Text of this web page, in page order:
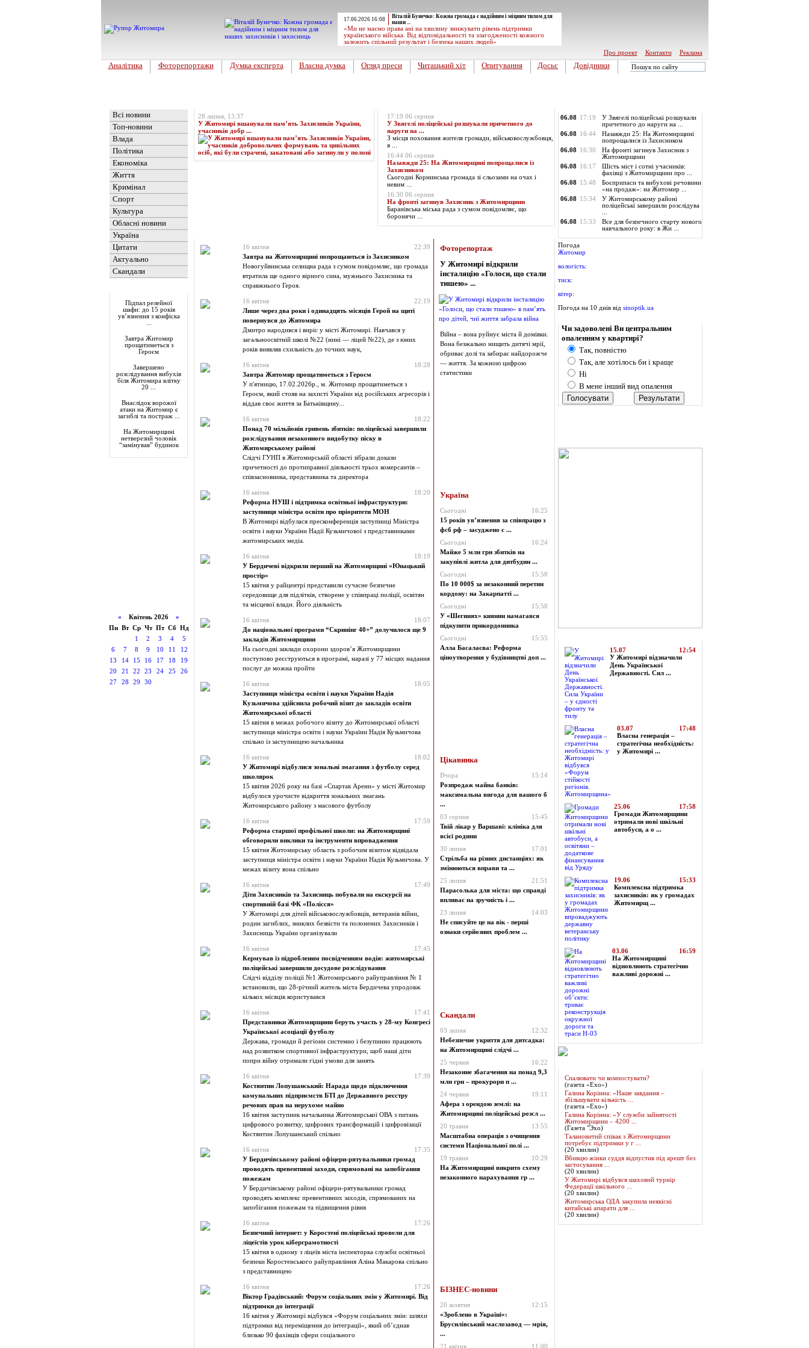
17.06.2026 16:08
Віталій Бунечко: Кожна громада є надійним і міцним тилом для
наши ...
«Ми не маємо права ані на хвилину знижувати рівень підтримки
українського війська. Від відповідальності та злагодженості кожного
залежить спільний результат і безпека наших людей»
Про проект
Контакти Реклама
Аналітика Фоторепортажи Думка експерта Власна думка Огляд преси Читацький хіт Опитування Досьє Довідники
Всі новини
Топ-новини
Влада
Політика
Економіка
Життя
Кримінал
Спорт
Культура
Обласні новини
Україна
Цитати
Актуально
Скандали
Підпал релейної
шафи: до 15 років
ув’язнення з конфіска
Завтра Житомир
прощатиметься з
Героєм
Завершено
розслідування вибухів
біля Житомира влітку
20 ...
Внаслідок ворожої
атаки на Житомир є
загиблі та постраж ...
На Житомирщині
нетверезий чоловік
“замінував” будинок
« Квітень 2026 »
Пн Вт Ср Чт Пт Сб Нд
1
2 3 4
5
6
7 8 9 10 11
12
13
14 15 16 17 18
19
20
21 22 23 24 25
26
27
28 29 30
28 липня, 13:37
У Житомирі вшанували пам’ять Захисників України,
учасників добр ...
17:19 06 серпня
У Звягелі поліцейські розшукали причетного до
наруги на ...
З місця поховання жителя громади, військовослужбовця,
я ...
16:44 06 серпня
Назавжди 25: На Житомирщині попрощалися із
Захисником
Сьогодні Корнинська громада зі сльозами на очах і
невим ...
16:30 06 серпня
На фронті загинув Захисник з Житомирщини
Баранівська міська рада з сумом повідомляє, що
боронячи ...
16 квітня
22:39
Завтра на Житомирщині попрощаються із Захисником
Новогуйвинська селищна рада з сумом повідомляє, що громада
втратила ще одного вірного сина, мужнього Захисника та
справжнього Героя.
Фоторепортаж
У Житомирі відкрили
інсталяцію «Голоси, що стали
тишею» ...
Війна – вона руйнує міста й домівки.
Вона безжально нищить дитячі мрії,
обриває долі та забирає найдорожче
— життя. За кожною цифрою
статистики
16 квітня
22:19
Лише через два роки і одинадцять місяців Герой на щиті
повернувся до Житомира
Дмитро народився і виріс у місті Житомирі. Навчався у
загальноосвітній школі №22 (нині — ліцей №22), де з юних
років виявляв схильність до точних наук,
16 квітня
18:28
Завтра Житомир прощатиметься з Героєм
У п'ятницю, 17.02.2026р., м. Житомир прощатиметься з
Героєм, який стояв на захисті України від російських агресорів і
віддав своє життя за Батьківщину...
16 квітня
18:22
Понад 70 мільйонів гривень збитків: поліцейські завершили
розслідування незаконного видобутку піску в
Житомирському районі
Слідчі ГУНП в Житомирській області зібрали докази
причетності до протиправної діяльності трьох комерсантів –
співзасновника, представника та директора
16 квітня
18:20
Реформа НУШ і підтримка освітньої інфраструктури:
заступниця міністра освіти про пріоритети МОН
В Житомирі відбулася пресконференція заступниці Міністра
освіти і науки України Надії Кузьмичової з представниками
житомирських медіа.
Україна
Сьогодні
16:25
15 років ув’язнення за співпрацю з
фсб рф – засуджено с ...
Сьогодні
16:24
Майже 5 млн грн збитків на
закупівлі житла для дитбудин ...
Сьогодні
15:58
По 10 000$ за незаконний перетин
кордону: на Закарпатті ...
Сьогодні
15:58
У «Шегинях» киянин намагався
підкупити прикордонника
Сьогодні
15:55
Алла Басалаєва: Реформа
ціноутворення у будівництві доп ...
16 квітня
18:19
У Бердичеві відкрили перший на Житомирщині «Юнацький
простір»
15 квітня у райцентрі представили сучасне безпечне
середовище для підлітків, створене у співпраці поліції, освітян
та місцевої влади. Його діяльність
16 квітня
18:07
До національної програми “Скринінг 40+” долучилося ще 9
закладів Житомирщини
На сьогодні заклади охорони здоров’я Житомирщини
поступово реєструються в програмі, наразі у 77 місцях надання
послуг де можна пройти
16 квітня
18:05
Заступниця міністра освіти і науки України Надія
Кузьмичова здійснила робочий візит до закладів освіти
Житомирської області
15 квітня в межах робочого візиту до Житомирської області
заступниця міністра освіти і науки України Надія Кузьмичова
спільно із заступницею начальника
16 квітня
18:02
У Житомирі відбулися зональні змагання з футболу серед
школярок
15 квітня 2026 року на базі «Спартак Арени» у місті Житомир
відбулося урочисте відкриття зональних змагань
Житомирського району з масового футболу
Цікавинка
Вчора
15:14
Розпродаж майна банків:
максимальна вигода для вашого б
...
03 серпня
15:45
Твій лікар у Варшаві: клініка для
всієї родини
30 липня
17:01
Стрільба на різних дистанціях: як
змінюються вправи та ...
25 липня
21:51
Парасолька для міста: що справді
впливає на зручність і ...
23 липня
14:03
Не списуйте це на вік - перші
ознаки серйозних проблем ...
16 квітня
17:59
Реформа старшої профільної школи: на Житомирщині
обговорили виклики та інструменти впровадження
15 квітня Житомирську область з робочим візитом відвідала
заступниця міністра освіти і науки України Надія Кузьмичова. У
межах візиту вона спільно
16 квітня
17:49
Діти Захисників та Захисниць побували на екскурсії на
спортивній базі ФК «Полісся»
У Житомирі для дітей військовослужбовців, ветеранів війни,
родин загиблих, зниклих безвісти та полонених Захисників і
Захисниць України організували
16 квітня
17:45
Кермував із підробленим посвідченням водія: житомирські
поліцейські завершили досудове розслідування
Слідчі відділу поліції №1 Житомирського райуправління № 1
встановили, що 28-річний житель міста Бердичева упродовж
кількох місяців користувався
16 квітня
17:41
Представники Житомирщини беруть участь у 28-му Конгресі
Української асоціації футболу
Держава, громади й регіони системно і безупинно працюють
над розвитком спортивної інфраструктури, щоб наші діти
попри війну отримали гідні умови для занять
Скандали
03 липня
12:32
Небезпечне укриття для дитсадка:
на Житомирщині слідчі ...
25 червня
16:22
Незаконне збагачення на понад 9,3
млн грн – прокурори п ...
24 червня
19:11
Афера з орендою землі: на
Житомирщині поліцейські розсл ...
20 травня
13:55
Масштабна операція з очищення
системи Національної полі ...
19 травня
10:29
На Житомирщині викрито схему
незаконного нарахування гр ...
16 квітня
17:39
Костянтин Лопушанський: Нарада щодо підключення
комунальних підприємств БТІ до Державного реєстру
речових прав на нерухоме майно
16 квітня заступник начальника Житомирської ОВА з питань
цифрового розвитку, цифрових трансформацій і цифровізації
Костянтин Лопушанський спільно
16 квітня
17:35
У Бердичівському районі офіцери-рятувальники громад
проводять превентивні заходи, спрямовані на запобігання
пожежам
У Бердичівському районі офіцери-рятувальники громад
проводять комплекс превентивних заходів, спрямованих на
запобігання пожежам та підвищення рівня
16 квітня
17:26
Безпечний інтернет: у Коростені поліцейські провели для
ліцеїстів урок кіберграмотності
15 квітня в одному з ліцеїв міста інспекторка служби освітньої
безпеки Коростенського райуправління Аліна Макарова спільно
з представницею
16 квітня
17:26
Віктор Градівський: Форум соціальних змін у Житомирі. Від
підтримки до інтеграції
16 квітня у Житомирі відбувся «Форум соціальних змін: шляхи
підтримки від переміщення до інтеграції», який об’єднав
близько 90 фахівців сфери соціального
БІЗНЕС-новини
20 жовтня
12:15
«Зроблено в Україні»:
Брусилівський маслозавод — мрія,
...
21 квітня
11:00
06.08 17:19
У Звягелі поліцейські розшукали
причетного до наруги на ...
06.08 16:44
Назавжди 25: На Житомирщині
попрощалися із Захисником
06.08 16:30
На фронті загинув Захисник з
Житомирщини
06.08 16:17
Шість міст і сотні учасників:
фахівці з Житомирщини про ...
06.08 15:48
Боєприпаси та вибухові речовини
«на продаж»: на Житомир ...
06.08 15:34
У Житомирському районі
поліцейські завершили розслідува
06.08 15:33
Все для безпечного старту нового
навчального року: в Жи ...
Погода
Житомир
вологість:
тиск:
вітер:
Погода на 10 днів від sinoptik.ua
Чи задоволені Ви центральним
опаленням у квартирі?
Так, повністю
Так, але хотілось би і краще
Ні
В мене інший вид опалення
15.07
12:54
У Житомирі відзначили
День Української
Державності. Сил ...
03.07
17:48
Власна генерація –
стратегічна необхідність:
у Житомирі ...
25.06
17:58
Громади Житомирщини
отримали нові шкільні
автобуси, а о ...
19.06
15:33
Комплексна підтримка
захисників: як у громадах
Житомирщ ...
03.06
16:59
На Житомирщині
відновлюють стратегічно
важливі дорожні ...
Спалювати чи компостувати?
(газета «Ехо»)
Галина Корінна: «Наше завдання –
збільшувати кількість ...
(газета «Ехо»)
Галина Корінна: «У служби зайнятості
Житомирщини – 4200 ...
(Газета "Эхо)
Талановитий співак з Житомирщини
потребує підтримки у г ...
(20 хвилин)
Вбивцю жінки суддя відпустив під арешт без
застосування ...
(20 хвилин)
У Житомирі відбувся шаховий турнір
Федерації шкільного ...
(20 хвилин)
Житомирська ОДА закупила неякісні
китайські апарати для ...
(20 хвилин)